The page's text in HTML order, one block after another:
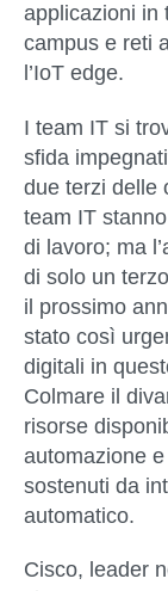
applicazioni in
campus e reti
l’IoT edge.
I team IT si
sfida
due terzi delle
team IT
di lavoro; ma
di solo un
il prossimo
stato così
digitali in
Colmare il
risorse
automazione
sostenuti da
automatico.
Cisco, leader